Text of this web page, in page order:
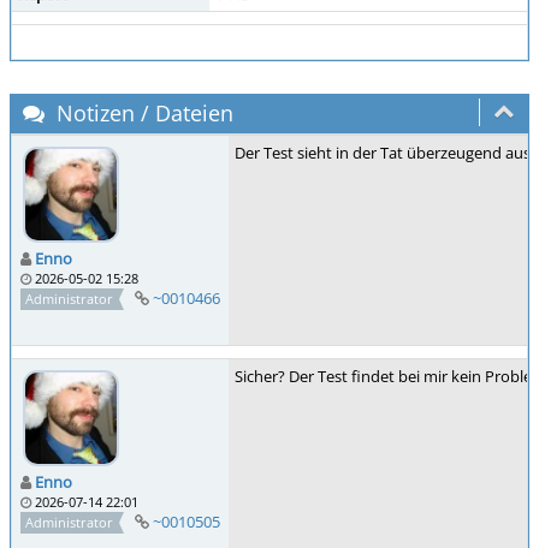
Notizen / Dateien
Enno
2026-05-02 15:28
Administrator
~0010466
Der Test sieht in der Tat überzeugend aus.
Enno
2026-07-14 22:01
Administrator
~0010505
Sicher? Der Test findet bei mir kein